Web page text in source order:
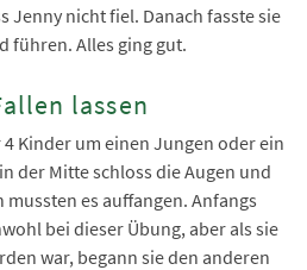
Jenny nicht fiel. Danach fasste sie
führen. Alles ging gut.
lassen
Kinder um einen Jungen oder ein
der Mitte schloss die Augen und
es auffangen. Anfangs
bei dieser Übung, aber als sie
war, begann sie den anderen